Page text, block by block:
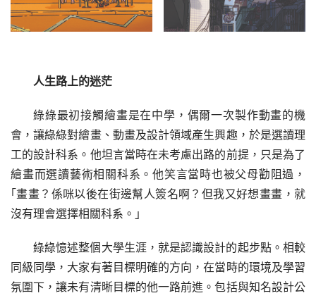
人生路上的迷茫
綠綠最初接觸繪畫是在中學，偶爾一次製作動畫的機
會，讓綠綠對繪畫、動畫及設計領域產生興趣，於是選讀理
工的設計科系。他坦言當時在未考慮出路的前提，只是為了
繪畫而選讀藝術相關科系。他笑言當時也被父母勸阻過，
｢畫畫？係咪以後在街邊幫人簽名啊？但我又好想畫畫，就
沒有理會選擇相關科系。｣
綠綠憶述整個大學生涯，就是認識設計的起步點。相較
同級同學，大家有著目標明確的方向，在當時的環境及學習
氛圍下，讓未有清晰目標的他一路前進。包括與知名設計公